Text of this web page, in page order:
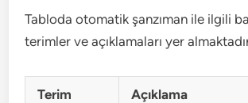
Tabloda otomatik şanzıman ile ilgili
terimler ve açıklamaları yer
Terim Açıklama